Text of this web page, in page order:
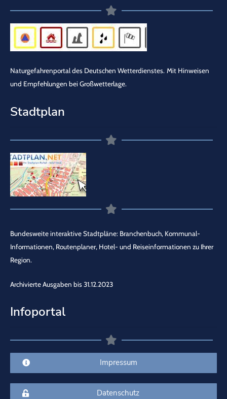
Naturgefahrenportal des Deutschen Wetterdienstes. Mit Hinweisen
und Empfehlungen bei Großwetterlage.
Stadtplan
Bundesweite interaktive Stadtpläne: Branchenbuch, Kommunal-
Informationen, Routenplaner, Hotel- und Reiseinformationen zu Ihrer
Region.
Archivierte Ausgaben bis 31.12.2023
Infoportal
Impressum
Datenschutz